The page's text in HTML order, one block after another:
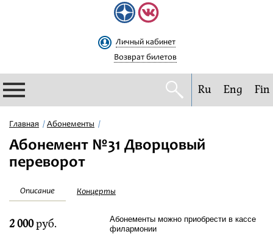
Личный кабинет
Возврат билетов
Филармония
Афиша
Фестивали
Абонементы
Ru Eng Fin
Главная Абонементы
Абонемент №31 Дворцовый
переворот
Описание Концерты
2 000руб.
Абонементы можно приобрести в кассе
филармонии